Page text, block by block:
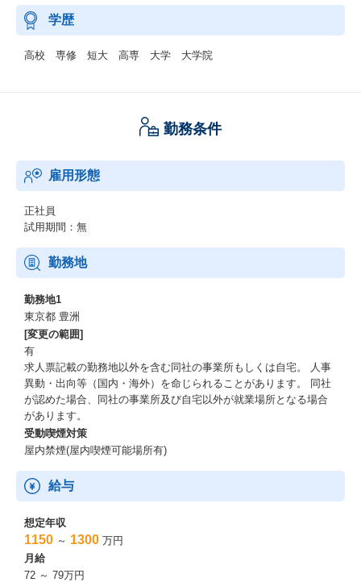
学歴
高校 専修 短大 高専 大学 大学院
勤務条件
雇用形態
正社員
試用期間：無
勤務地
勤務地1
東京都 豊洲
[変更の範囲]
有
求人票記載の勤務地以外を含む同社の事業所もしくは自宅。 人事
異動・出向等（国内・海外）を命じられることがあります。 同社
が認めた場合、同社の事業所及び自宅以外が就業場所となる場合
があります。
受動喫煙対策
屋内禁煙(屋内喫煙可能場所有)
給与
想定年収
1150 ～ 1300 万円
月給
72 ～ 79万円